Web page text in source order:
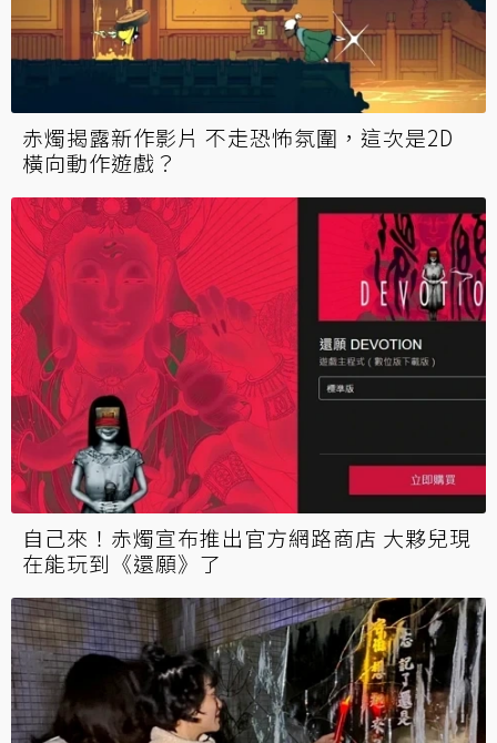
赤燭揭露新作影片 不走恐怖氛圍，這次是2D
橫向動作遊戲？
自己來！赤燭宣布推出官方網路商店 大夥兒現
在能玩到《還願》了